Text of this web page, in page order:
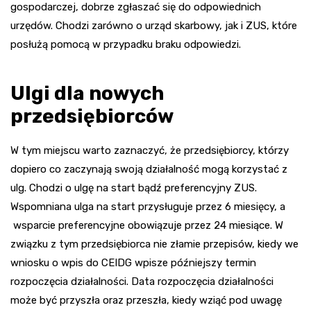
gospodarczej, dobrze zgłaszać się do odpowiednich
urzędów. Chodzi zarówno o urząd skarbowy, jak i ZUS, które
posłużą pomocą w przypadku braku odpowiedzi.
Ulgi dla nowych
przedsiębiorców
W tym miejscu warto zaznaczyć, że przedsiębiorcy, którzy
dopiero co zaczynają swoją działalność mogą korzystać z
ulg. Chodzi o ulgę na start bądź preferencyjny ZUS.
Wspomniana ulga na start przysługuje przez 6 miesięcy, a
wsparcie preferencyjne obowiązuje przez 24 miesiące. W
związku z tym przedsiębiorca nie złamie przepisów, kiedy we
wniosku o wpis do CEIDG wpisze późniejszy termin
rozpoczęcia działalności. Data rozpoczęcia działalności
może być przyszła oraz przeszła, kiedy wziąć pod uwagę